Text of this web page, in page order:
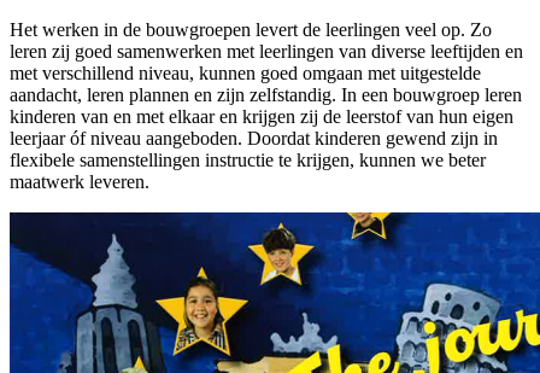
Het werken in de bouwgroepen levert de leerlingen veel op. Zo
leren zij goed samenwerken met leerlingen van diverse leeftijden en
met verschillend niveau, kunnen goed omgaan met uitgestelde
aandacht, leren plannen en zijn zelfstandig. In een bouwgroep leren
kinderen van en met elkaar en krijgen zij de leerstof van hun eigen
leerjaar óf niveau aangeboden. Doordat kinderen gewend zijn in
flexibele samenstellingen instructie te krijgen, kunnen we beter
maatwerk leveren.